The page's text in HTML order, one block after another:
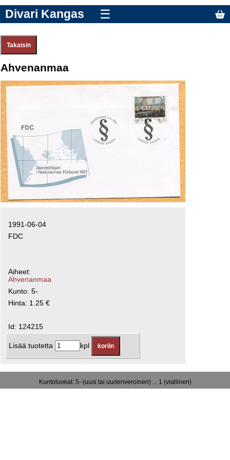
Divari Kangas ☰
Ahvenanmaa
1991-06-04
FDC
Aiheet:
Ahvenanmaa
Kunto: 5-
Hinta: 1.25 €
Id: 124215
Lisää tuotetta kpl
Kuntoluokat: 5- (uusi tai uudenveroinen) ... 1 (viallinen)